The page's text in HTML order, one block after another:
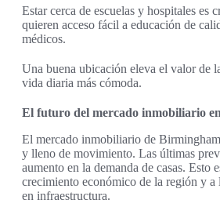
Estar cerca de escuelas y hospitales es
quieren acceso fácil a educación de
médicos.
Una buena ubicación eleva el valor de
vida diaria más cómoda.
El futuro del mercado inmobiliario
El mercado inmobiliario de
y lleno de movimiento. Las últimas
aumento en la demanda de casas. Esto
crecimiento económico de la región y a
en infraestructura.